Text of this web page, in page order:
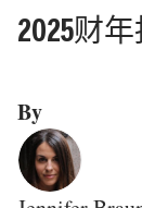
2025财
By